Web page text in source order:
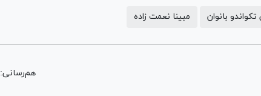
بانوان مبینا نعمت زاده
هم‌رسانی: